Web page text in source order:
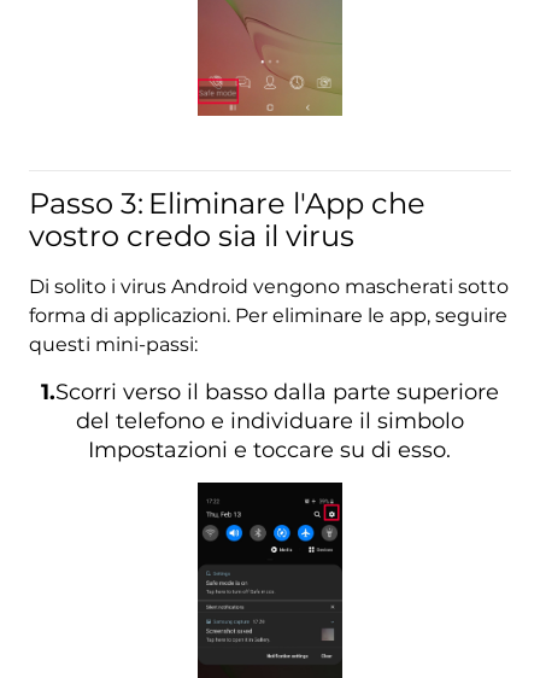
Passo 3: Eliminare l'App che
vostro credo sia il virus
Di solito i virus Android vengono mascherati sotto
forma di applicazioni. Per eliminare le app, seguire
questi mini-passi:
1.Scorri verso il basso dalla parte superiore
del telefono e individuare il simbolo
Impostazioni e toccare su di esso.